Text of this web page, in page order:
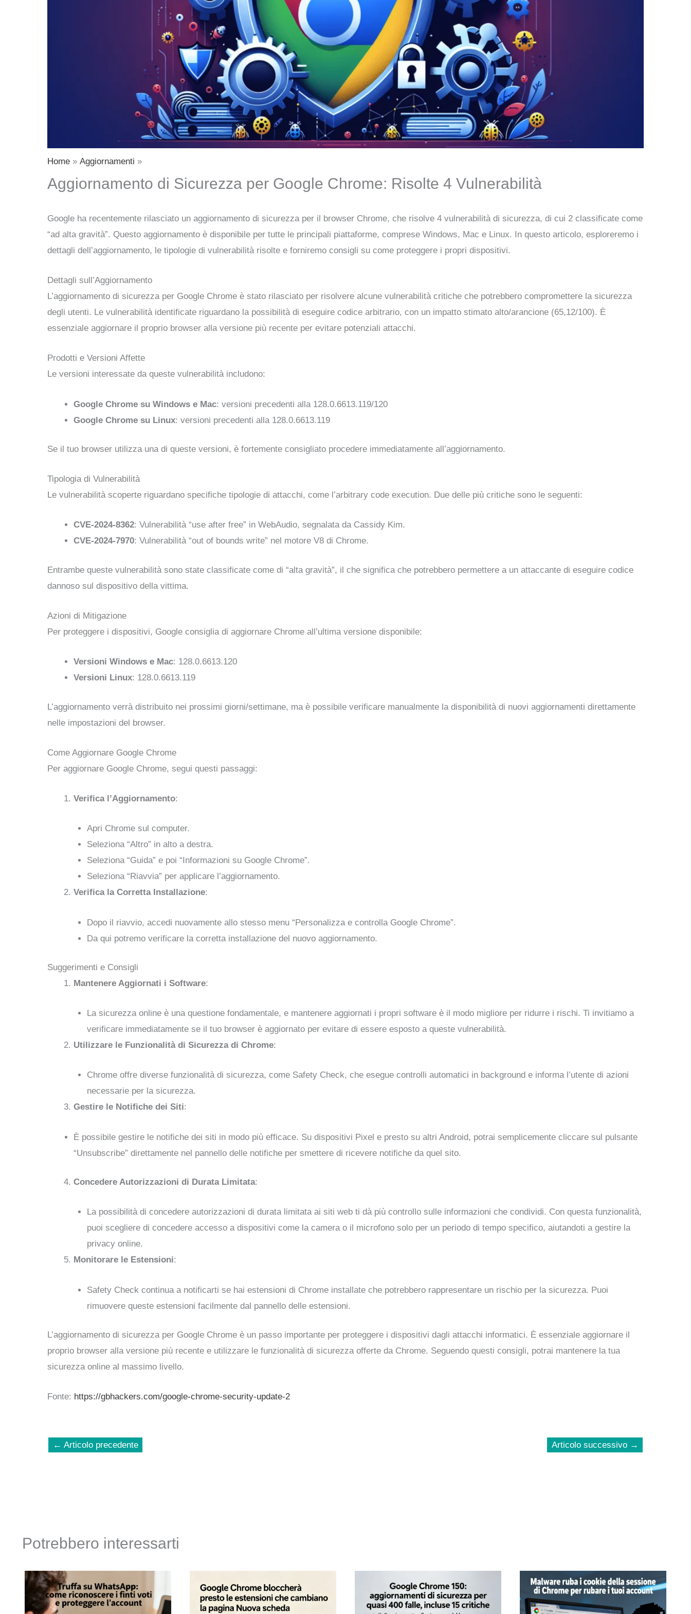
Home Aggiornamenti
Aggiornamento di Sicurezza per Google Chrome: Risolte 4 Vulnerabilità
Google ha recentemente rilasciato un aggiornamento di sicurezza per il browser Chrome, che risolve 4 vulnerabilità di sicurezza, di cui 2 classificate come
“ad alta gravità”. Questo aggiornamento è disponibile per tutte le principali piattaforme, comprese Windows, Mac e Linux. In questo articolo, esploreremo i
dettagli dell’aggiornamento, le tipologie di vulnerabilità risolte e forniremo consigli su come proteggere i propri dispositivi.
Dettagli sull’Aggiornamento
L’aggiornamento di sicurezza per Google Chrome è stato rilasciato per risolvere alcune vulnerabilità critiche che potrebbero compromettere la sicurezza
degli utenti. Le vulnerabilità identificate riguardano la possibilità di eseguire codice arbitrario, con un impatto stimato alto/arancione (65,12/100). È
essenziale aggiornare il proprio browser alla versione più recente per evitare potenziali attacchi.
Prodotti e Versioni Affette
Le versioni interessate da queste vulnerabilità includono:
Google Chrome su Windows e Mac: versioni precedenti alla 128.0.6613.119/120
Google Chrome su Linux: versioni precedenti alla 128.0.6613.119
Se il tuo browser utilizza una di queste versioni, è fortemente consigliato procedere immediatamente all’aggiornamento.
Tipologia di Vulnerabilità
Le vulnerabilità scoperte riguardano specifiche tipologie di attacchi, come l’arbitrary code execution. Due delle più critiche sono le seguenti:
CVE-2024-8362: Vulnerabilità “use after free” in WebAudio, segnalata da Cassidy Kim.
CVE-2024-7970: Vulnerabilità “out of bounds write” nel motore V8 di Chrome.
Entrambe queste vulnerabilità sono state classificate come di “alta gravità”, il che significa che potrebbero permettere a un attaccante di eseguire codice
dannoso sul dispositivo della vittima.
Azioni di Mitigazione
Per proteggere i dispositivi, Google consiglia di aggiornare Chrome all’ultima versione disponibile:
Versioni Windows e Mac: 128.0.6613.120
Versioni Linux: 128.0.6613.119
L’aggiornamento verrà distribuito nei prossimi giorni/settimane, ma è possibile verificare manualmente la disponibilità di nuovi aggiornamenti direttamente
nelle impostazioni del browser.
Come Aggiornare Google Chrome
Per aggiornare Google Chrome, segui questi passaggi:
Verifica l’Aggiornamento:
Apri Chrome sul computer.
Seleziona “Altro” in alto a destra.
Seleziona “Guida” e poi “Informazioni su Google Chrome”.
Seleziona “Riavvia” per applicare l’aggiornamento.
Verifica la Corretta Installazione:
Dopo il riavvio, accedi nuovamente allo stesso menu “Personalizza e controlla Google Chrome”.
Da qui potremo verificare la corretta installazione del nuovo aggiornamento.
Suggerimenti e Consigli
Mantenere Aggiornati i Software:
La sicurezza online è una questione fondamentale, e mantenere aggiornati i propri software è il modo migliore per ridurre i rischi. Ti invitiamo a
verificare immediatamente se il tuo browser è aggiornato per evitare di essere esposto a queste vulnerabilità.
Utilizzare le Funzionalità di Sicurezza di Chrome:
Chrome offre diverse funzionalità di sicurezza, come Safety Check, che esegue controlli automatici in background e informa l’utente di azioni
necessarie per la sicurezza.
Gestire le Notifiche dei Siti:
È possibile gestire le notifiche dei siti in modo più efficace. Su dispositivi Pixel e presto su altri Android, potrai semplicemente cliccare sul pulsante
“Unsubscribe” direttamente nel pannello delle notifiche per smettere di ricevere notifiche da quel sito.
Concedere Autorizzazioni di Durata Limitata:
La possibilità di concedere autorizzazioni di durata limitata ai siti web ti dà più controllo sulle informazioni che condividi. Con questa funzionalità,
puoi scegliere di concedere accesso a dispositivi come la camera o il microfono solo per un periodo di tempo specifico, aiutandoti a gestire la
privacy online.
Monitorare le Estensioni:
Safety Check continua a notificarti se hai estensioni di Chrome installate che potrebbero rappresentare un rischio per la sicurezza. Puoi
rimuovere queste estensioni facilmente dal pannello delle estensioni.
L’aggiornamento di sicurezza per Google Chrome è un passo importante per proteggere i dispositivi dagli attacchi informatici. È essenziale aggiornare il
proprio browser alla versione più recente e utilizzare le funzionalità di sicurezza offerte da Chrome. Seguendo questi consigli, potrai mantenere la tua
sicurezza online al massimo livello.
Fonte: https://gbhackers.com/google-chrome-security-update-2
← Articolo precedente Articolo successivo →
Potrebbero interessarti